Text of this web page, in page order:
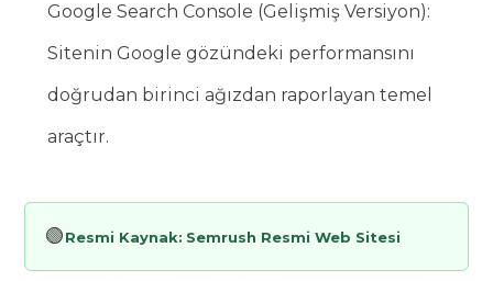
Google Search Console (Gelişmiş Versiyon):
Sitenin Google gözündeki performansını
doğrudan birinci ağızdan raporlayan temel
araçtır.
🟢Resmi Kaynak: Semrush Resmi Web Sitesi